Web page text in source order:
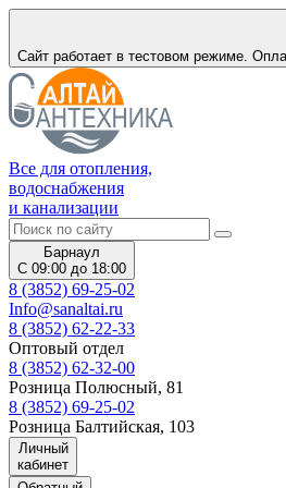
Сайт работает в тестовом режиме.
Все для отопления,
водоснабжения
и канализации
Барнаул
С 09:00 до 18:00
8 (3852) 69-25-02
Info@sanaltai.ru
8 (3852) 62-22-33
Оптовый отдел
8 (3852) 62-32-00
Розница Полюсный, 81
8 (3852) 69-25-02
Розница Балтийская, 103
Личный
кабинет